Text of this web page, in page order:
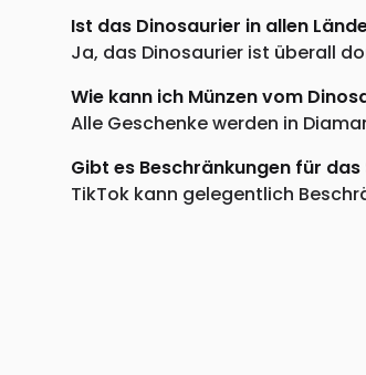
Ist das Dinosaurier in allen
Ja, das Dinosaurier ist überall
Wie kann ich Münzen vom
Alle Geschenke werden in
Gibt es Beschränkungen für
TikTok kann gelegentlich